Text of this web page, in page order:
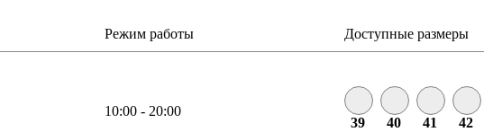
Режим работы Доступные размеры
10:00 - 20:00
39 40 41 42